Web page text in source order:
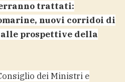
trattati:
nuovi corridoi di
prospettive della
dei Ministri e